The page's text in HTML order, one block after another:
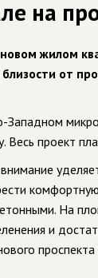
на
жилом
от
проект
На
и